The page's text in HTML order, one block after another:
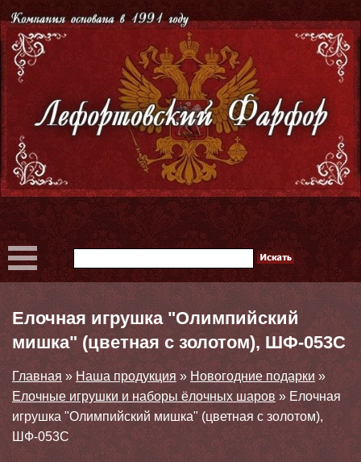
Елочная игрушка "Олимпийский
мишка" (цветная с золотом), ШФ-053С
Главная » Наша продукция » Новогодние подарки »
Елочные игрушки и наборы ёлочных шаров » Елочная
игрушка "Олимпийский мишка" (цветная с золотом),
ШФ-053С